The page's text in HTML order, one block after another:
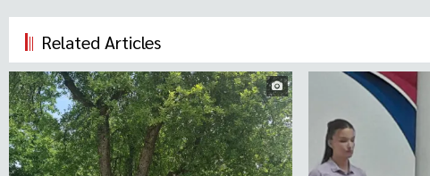
Related Articles